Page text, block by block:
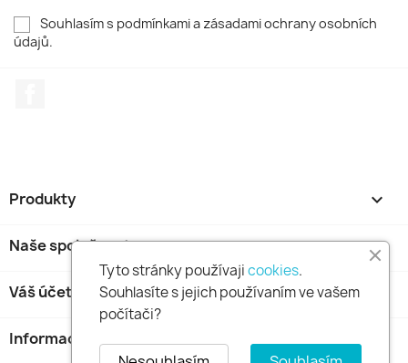
Souhlasím s podmínkami a zásadami ochrany osobních
údajů.
Produkty 
Naše společnost 
Váš účet
Informace o obchodu
Tyto stránky používajicookies.
Souhlasíte s jejich používaním ve vašem
počítači?